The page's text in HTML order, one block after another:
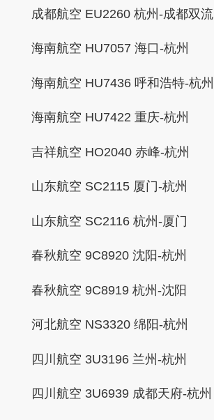
成都航空 EU2260 杭州-成都双流
海南航空 HU7057 海口-杭州
海南航空 HU7436 呼和浩特-杭州
海南航空 HU7422 重庆-杭州
吉祥航空 HO2040 赤峰-杭州
山东航空 SC2115 厦门-杭州
山东航空 SC2116 杭州-厦门
春秋航空 9C8920 沈阳-杭州
春秋航空 9C8919 杭州-沈阳
河北航空 NS3320 绵阳-杭州
四川航空 3U3196 兰州-杭州
四川航空 3U6939 成都天府-杭州